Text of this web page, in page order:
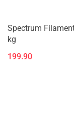
Spectrum
kg
199.90